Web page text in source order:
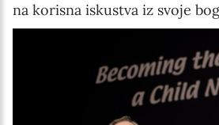
na korisna iskustva iz svoje